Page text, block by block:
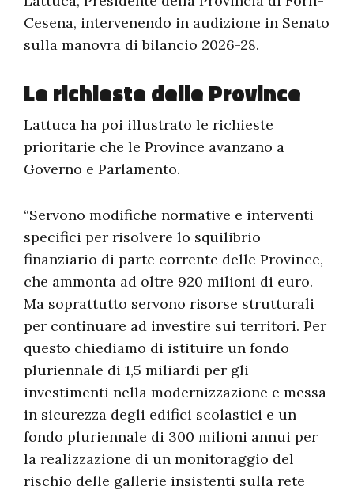
Cesena, intervenendo in audizione in Senato
sulla manovra di bilancio 2026-28.
Le richieste delle Province
Lattuca ha poi illustrato le richieste
prioritarie che le Province avanzano a
Governo e Parlamento.
“Servono modifiche normative e interventi
specifici per risolvere lo squilibrio
finanziario di parte corrente delle Province,
che ammonta ad oltre 920 milioni di euro.
Ma soprattutto servono risorse strutturali
per continuare ad investire sui territori. Per
questo chiediamo di istituire un fondo
pluriennale di 1,5 miliardi per gli
investimenti nella modernizzazione e messa
in sicurezza degli edifici scolastici e un
fondo pluriennale di 300 milioni annui per
la realizzazione di un monitoraggio del
rischio delle gallerie insistenti sulla rete